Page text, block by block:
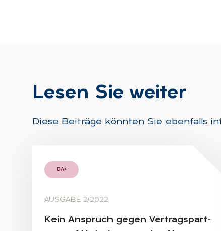
Le­sen Sie wei­ter
Diese Beiträge könnten Sie ebenfalls
DA+
AUSGABE 2/2022
Kein An­spruch ge­gen Ver­trags­part­